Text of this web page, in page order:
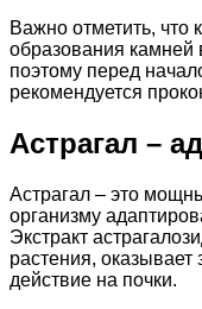
Важно отметить, что
образования камней
поэтому перед
рекомендуется
Астрагал –
Астрагал – это
организму
Экстракт
растения,
действие на почки.